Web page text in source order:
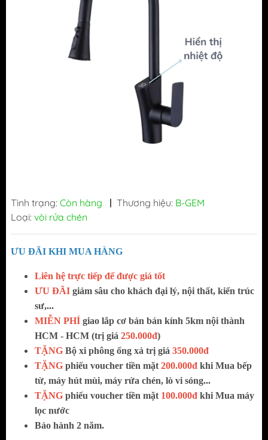
Tình trạng: Còn hàng | Thương hiệu: B-GEM
Loại: vòi rửa chén
ƯU ĐÃI KHI MUA HÀNG
Liên hệ trực tiếp để được giá tốt
ƯU ĐÃI giảm sâu cho khách đại lý, nội thất, kiến trúc
sư,...
MIỄN PHÍ giao lắp cơ bản bán kính 5km nội thành
HCM - HCM (trị giá 250.000đ)
TẶNG Bộ xi phông ống xả trị giá 350.000đ
TẶNG phiếu voucher tiền mặt 200.000đ khi Mua bếp
từ, máy hút mùi, máy rửa chén, lò vi sóng...
TẶNG phiếu voucher tiền mặt 100.000đ khi Mua máy
lọc nước
Bảo hành 2 năm.